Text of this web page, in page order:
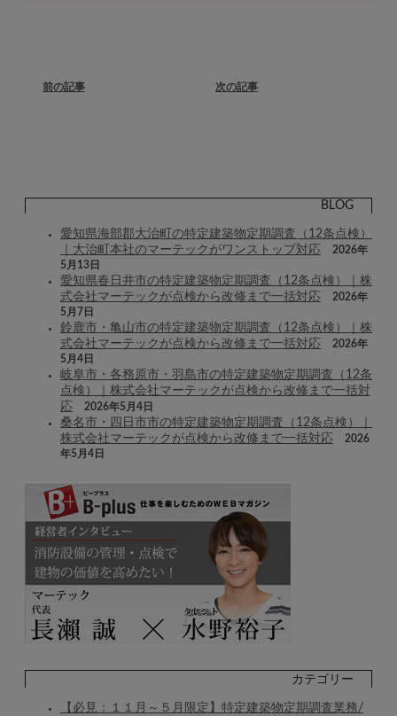
前の記事 次の記事
BLOG
愛知県海部郡大治町の特定建築物定期調査（12条点検）
｜大治町本社のマーテックがワンストップ対応
2026年
5月13日
愛知県春日井市の特定建築物定期調査（12条点検）｜株
式会社マーテックが点検から改修まで一括対応
2026年
5月7日
鈴鹿市・亀山市の特定建築物定期調査（12条点検）｜株
式会社マーテックが点検から改修まで一括対応
2026年
5月4日
岐阜市・各務原市・羽島市の特定建築物定期調査（12条
点検）｜株式会社マーテックが点検から改修まで一括対
応
2026年5月4日
桑名市・四日市市の特定建築物定期調査（12条点検）｜
株式会社マーテックが点検から改修まで一括対応
2026
年5月4日
カテゴリー
【必見：１１月～５月限定】特定建築物定期調査業務/